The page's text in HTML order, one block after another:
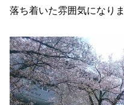
落ち着いた雰囲気になりま